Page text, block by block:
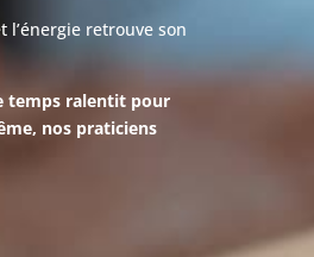
l’énergie retrouve son
temps ralentit pour
nos praticiens